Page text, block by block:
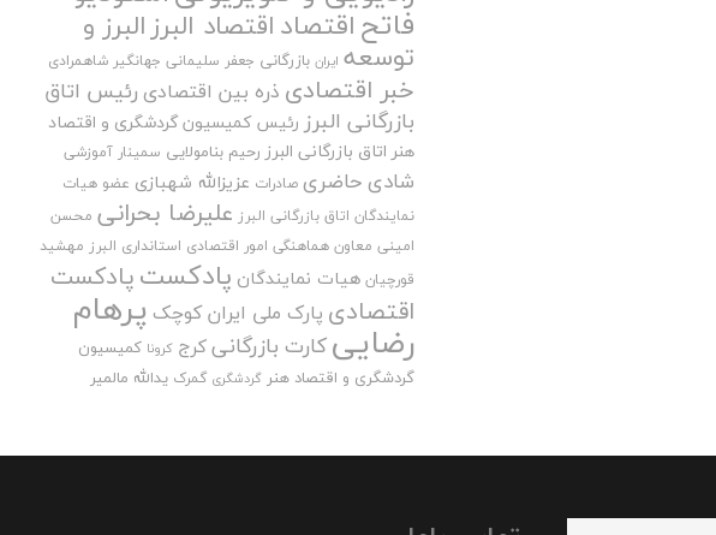
فاتحاقتصاداقتصاد البرزالبرز و
توسعه ایران بازرگانی جعفر سلیمانی جهانگیر شاهمرادی
خبر اقتصادی ذره بین اقتصادی رئیس اتاق
بازرگانی البرز رئیس کمیسیون گردشگری و اقتصاد
هنر اتاق بازرگانی البرز رحیم بنامولایی سمینار آموزشی
شادی حاضری صادرات عزیزالله شهبازی عضو هیات
نمایندگان اتاق بازرگانی البرز علیرضا بحرانی محسن
امینی معاون هماهنگی امور اقتصادی استانداری البرز مهشید
قورچیان هیات نمایندگان پادکستپادکست
اقتصادی پارک ملی ایران کوچک پرهام
رضاییکارت بازرگانیکرج کرونا کمیسیون
گردشگری و اقتصاد هنر گردشگری گمرک یدالله مالمیر